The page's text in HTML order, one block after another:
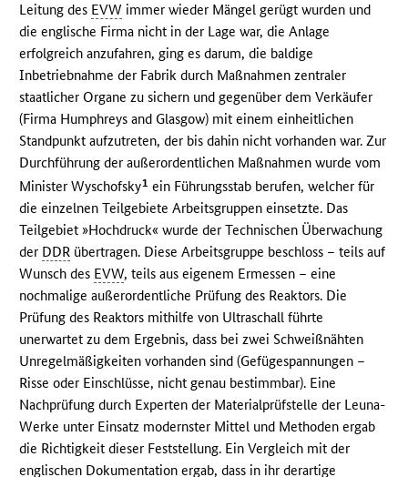
Leitung des EVW immer wieder Mängel gerügt wurden und
die englische Firma nicht in der Lage war, die Anlage
erfolgreich anzufahren, ging es darum, die baldige
Inbetriebnahme der Fabrik durch Maßnahmen zentraler
staatlicher Organe zu sichern und gegenüber dem Verkäufer
(Firma Humphreys and Glasgow) mit einem einheitlichen
Standpunkt aufzutreten, der bis dahin nicht vorhanden war. Zur
Durchführung der außerordentlichen Maßnahmen wurde vom
Minister Wyschofsky1 ein Führungsstab berufen, welcher für
die einzelnen Teilgebiete Arbeitsgruppen einsetzte. Das
Teilgebiet »Hochdruck« wurde der Technischen Überwachung
der DDR übertragen. Diese Arbeitsgruppe beschloss – teils auf
Wunsch des EVW, teils aus eigenem Ermessen – eine
nochmalige außerordentliche Prüfung des Reaktors. Die
Prüfung des Reaktors mithilfe von Ultraschall führte
unerwartet zu dem Ergebnis, dass bei zwei Schweißnähten
Unregelmäßigkeiten vorhanden sind (Gefügespannungen –
Risse oder Einschlüsse, nicht genau bestimmbar). Eine
Nachprüfung durch Experten der Materialprüfstelle der Leuna-
Werke unter Einsatz modernster Mittel und Methoden ergab
die Richtigkeit dieser Feststellung. Ein Vergleich mit der
englischen Dokumentation ergab, dass in ihr derartige